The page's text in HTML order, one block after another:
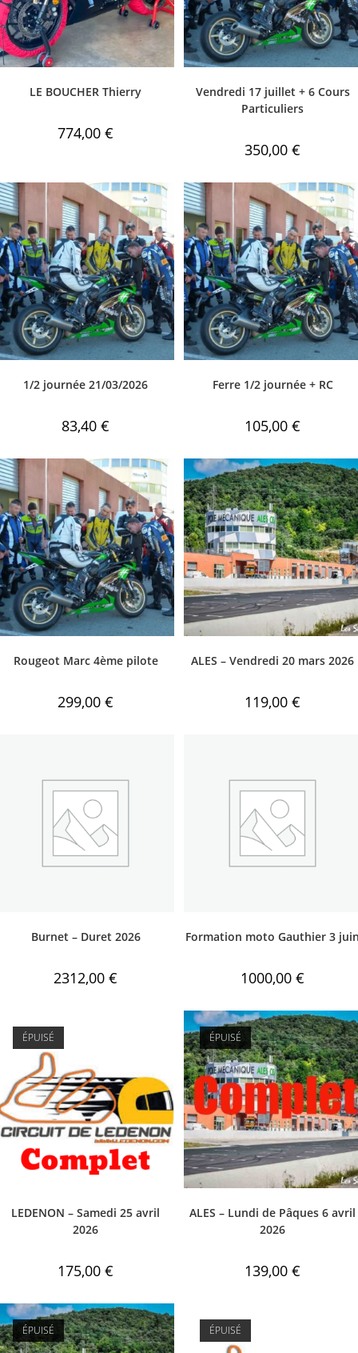
LE BOUCHER Thierry
774,00 €
Vendredi 17 juillet + 6 Cours
Particuliers
350,00 €
1/2 journée 21/03/2026
83,40 €
Ferre 1/2 journée + RC
105,00 €
Rougeot Marc 4ème pilote
299,00 €
ALES – Vendredi 20 mars 2026
119,00 €
Burnet – Duret 2026
2312,00 €
Formation moto Gauthier 3
1000,00 €
ÉPUISÉ
LEDENON – Samedi 25 avril
2026
175,00 €
ÉPUISÉ
ALES – Lundi de Pâques 6 avril
2026
139,00 €
ÉPUISÉ ÉPUISÉ